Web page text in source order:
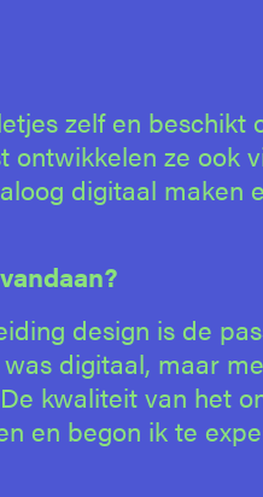
zelf en beschikt
ze ook
digitaal maken
design is de
digitaal, maar
kwaliteit van het
en begon ik te